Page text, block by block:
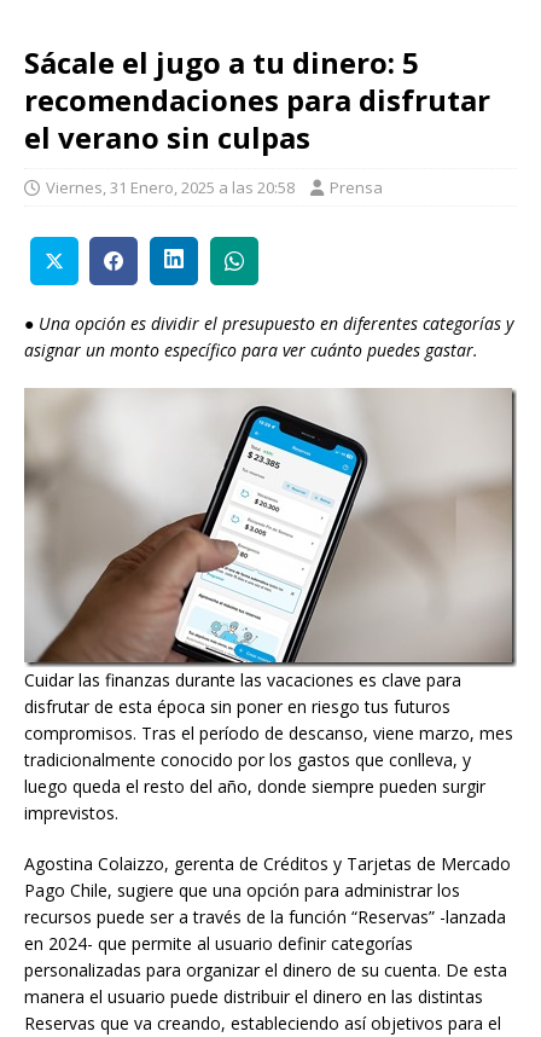
Sácale el jugo a tu dinero: 5
recomendaciones para disfrutar
el verano sin culpas
Viernes, 31 Enero, 2025 a las 20:58 Prensa
● Una opción es dividir el presupuesto en diferentes categorías y
asignar un monto específico para ver cuánto puedes gastar.
Cuidar las finanzas durante las vacaciones es clave para
disfrutar de esta época sin poner en riesgo tus futuros
compromisos. Tras el período de descanso, viene marzo, mes
tradicionalmente conocido por los gastos que conlleva, y
luego queda el resto del año, donde siempre pueden surgir
imprevistos.
Agostina Colaizzo, gerenta de Créditos y Tarjetas de Mercado
Pago Chile, sugiere que una opción para administrar los
recursos puede ser a través de la función “Reservas” -lanzada
en 2024- que permite al usuario definir categorías
personalizadas para organizar el dinero de su cuenta. De esta
manera el usuario puede distribuir el dinero en las distintas
Reservas que va creando, estableciendo así objetivos para el